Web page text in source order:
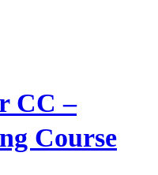
CC –
Course